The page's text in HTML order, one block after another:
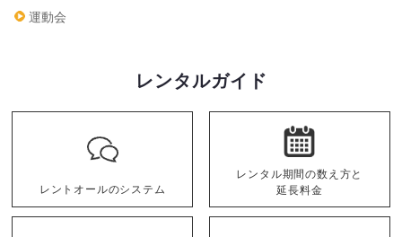
運動会
レンタルガイド
レントオールのシステム
レンタル期間の数え方と
延長料金